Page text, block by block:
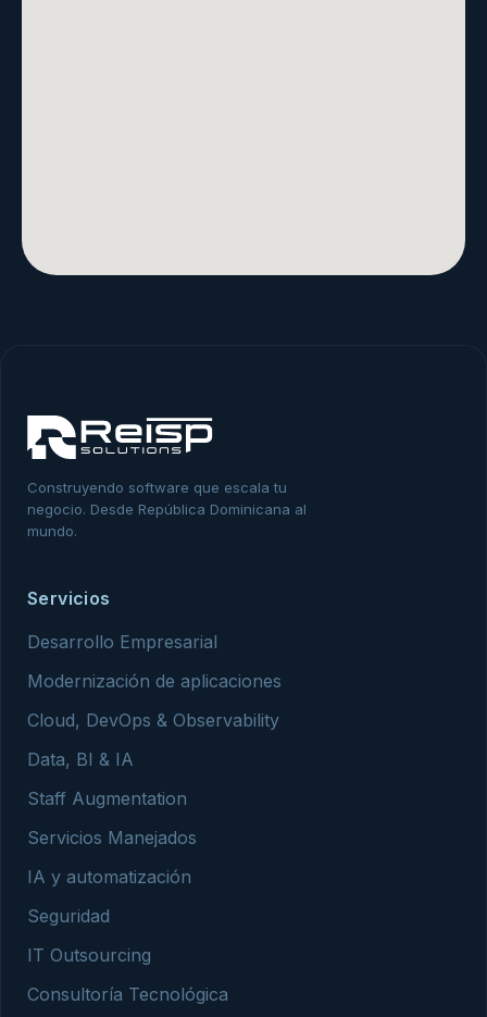
Construyendo software que escala tu
negocio. Desde República Dominicana al
mundo.
Servicios
Desarrollo Empresarial
Modernización de aplicaciones
Cloud, DevOps & Observability
Data, BI & IA
Staff Augmentation
Servicios Manejados
IA y automatización
Seguridad
IT Outsourcing
Consultoría Tecnológica